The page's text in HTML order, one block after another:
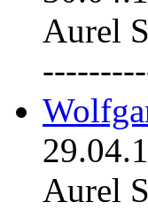
Aurel
Aurel